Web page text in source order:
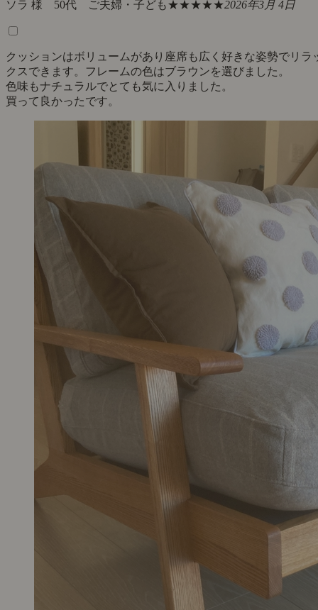
ソラ 様 50代 ご夫婦・子ども★★★★★2026年3月 4日
クッションはボリュームがあり座席も広く好きな姿勢でリラ
クスできます。フレームの色はブラウンを選びました。
色味もナチュラルでとても気に入りました。
買って良かったです。